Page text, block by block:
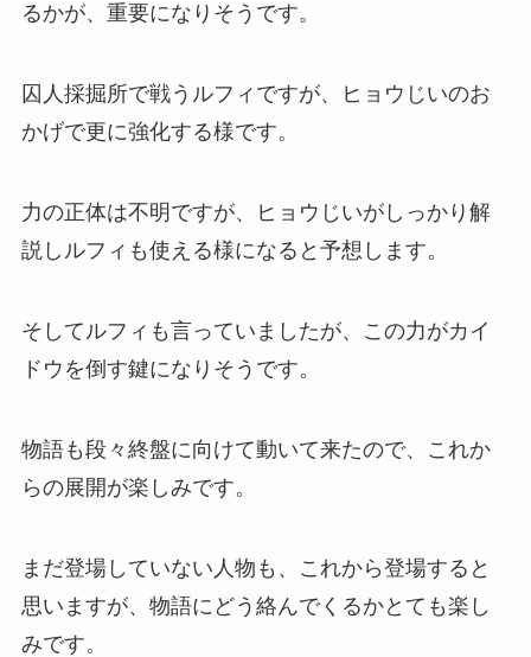
るかが、重要になりそうです。
囚人採掘所で戦うルフィですが、ヒョウじいのお
かげで更に強化する様です。
力の正体は不明ですが、ヒョウじいがしっかり解
説しルフィも使える様になると予想します。
そしてルフィも言っていましたが、この力がカイ
ドウを倒す鍵になりそうです。
物語も段々終盤に向けて動いて来たので、これか
らの展開が楽しみです。
まだ登場していない人物も、これから登場すると
思いますが、物語にどう絡んでくるかとても楽し
みです。